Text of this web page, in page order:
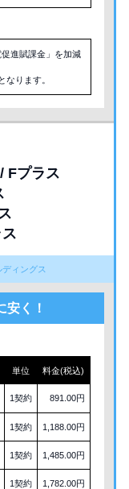
進賦課金」を加減
なります。
Fプラス
ィングス
安く！
単位 料金(税込)
1契約 891.00円
1契約 1,188.00円
1契約 1,485.00円
1契約 1,782.00円